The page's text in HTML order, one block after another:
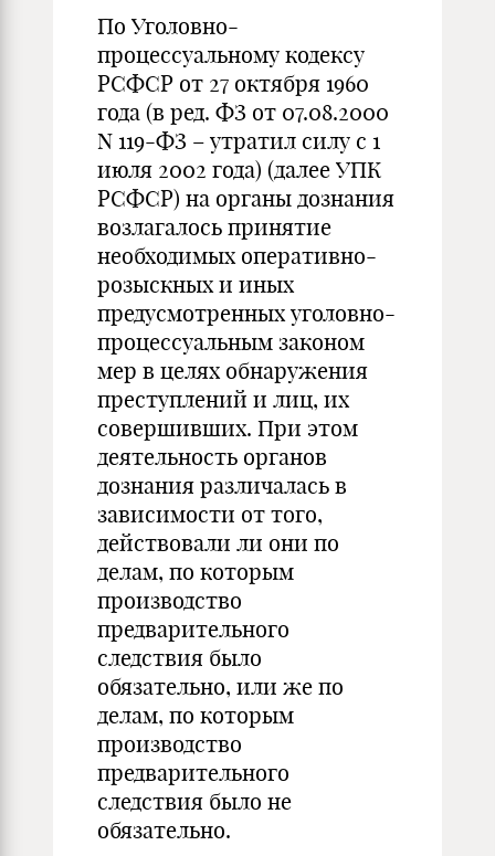
По Уголовно-
процессуальному кодексу
РСФСР от 27 октября 1960
года (в ред. ФЗ от 07.08.2000
N 119-ФЗ – утратил силу с 1
июля 2002 года) (далее УПК
РСФСР) на органы дознания
возлагалось принятие
необходимых оперативно-
розыскных и иных
предусмотренных уголовно-
процессуальным законом
мер в целях обнаружения
преступлений и лиц, их
совершивших. При этом
деятельность органов
дознания различалась в
зависимости от того,
действовали ли они по
делам, по которым
производство
предварительного
следствия было
обязательно, или же по
делам, по которым
производство
предварительного
следствия было не
обязательно.